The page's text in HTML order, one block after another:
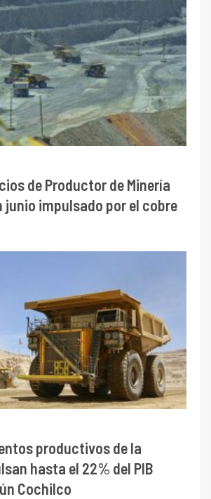
de Productor de Minería
junio impulsado por el cobre
productivos de la
hasta el 22% del PIB
Cochilco